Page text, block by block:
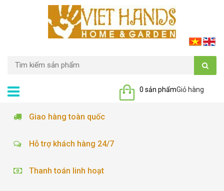
Giỏ hàng
0 sản phẩm
Giao hàng toàn quốc
Hỗ trợ khách hàng 24/7
Thanh toán linh hoạt